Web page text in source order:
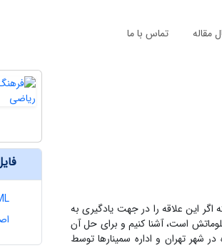
مقاله تماس با ما
این علاقه را در جهت یادگیری به
است، آشنا کنیم و برای حل آن
شهر تهران و اداره سمینارها توسط
XML